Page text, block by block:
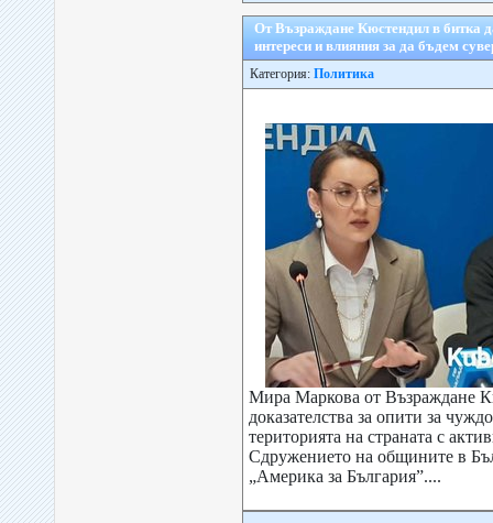
От Възраждане Кюстендил в битка
интереси и влияния за да бъдем
Категория: Политика
Мира Маркова от Възраждане
доказателства за опити за
територията на страната с
Сдружението на общините в
„Америка за България”....